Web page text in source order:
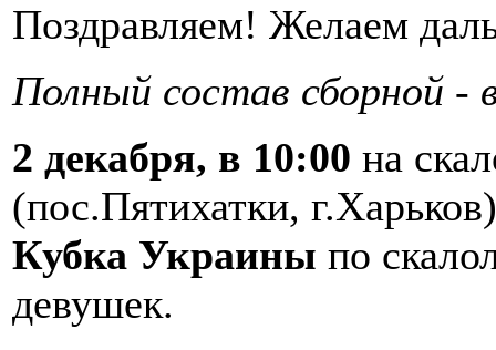
Поздравляем! Желаем
Полный состав сборной -
2 декабря, в 10:00 на
(пос.Пятихатки,
Кубка Украины по
девушек.